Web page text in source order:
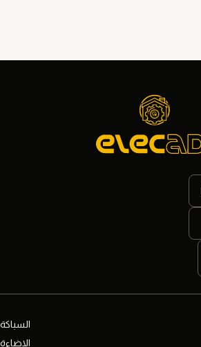
السباكة
الاضاءة